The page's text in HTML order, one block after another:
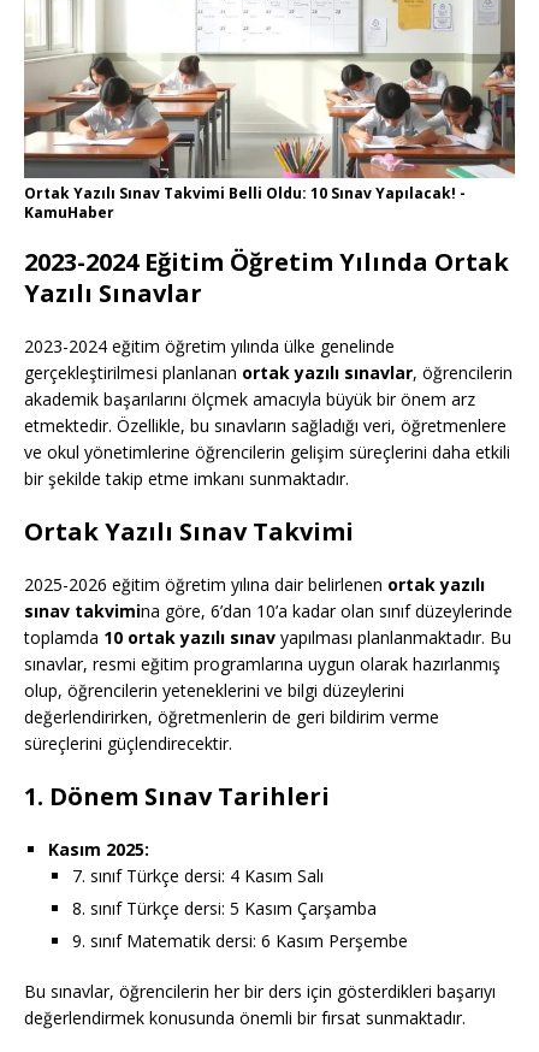
Ortak Yazılı Sınav Takvimi Belli Oldu: 10 Sınav Yapılacak! -
KamuHaber
2023-2024 Eğitim Öğretim Yılında Ortak
Yazılı Sınavlar
2023-2024 eğitim öğretim yılında ülke genelinde
gerçekleştirilmesi planlanan ortak yazılı sınavlar, öğrencilerin
akademik başarılarını ölçmek amacıyla büyük bir önem arz
etmektedir. Özellikle, bu sınavların sağladığı veri, öğretmenlere
ve okul yönetimlerine öğrencilerin gelişim süreçlerini daha etkili
bir şekilde takip etme imkanı sunmaktadır.
Ortak Yazılı Sınav Takvimi
2025-2026 eğitim öğretim yılına dair belirlenen ortak yazılı
sınav takvimina göre, 6’dan 10’a kadar olan sınıf düzeylerinde
toplamda 10 ortak yazılı sınav yapılması planlanmaktadır. Bu
sınavlar, resmi eğitim programlarına uygun olarak hazırlanmış
olup, öğrencilerin yeteneklerini ve bilgi düzeylerini
değerlendirirken, öğretmenlerin de geri bildirim verme
süreçlerini güçlendirecektir.
1. Dönem Sınav Tarihleri
Kasım 2025:
7. sınıf Türkçe dersi: 4 Kasım Salı
8. sınıf Türkçe dersi: 5 Kasım Çarşamba
9. sınıf Matematik dersi: 6 Kasım Perşembe
Bu sınavlar, öğrencilerin her bir ders için gösterdikleri başarıyı
değerlendirmek konusunda önemli bir fırsat sunmaktadır.